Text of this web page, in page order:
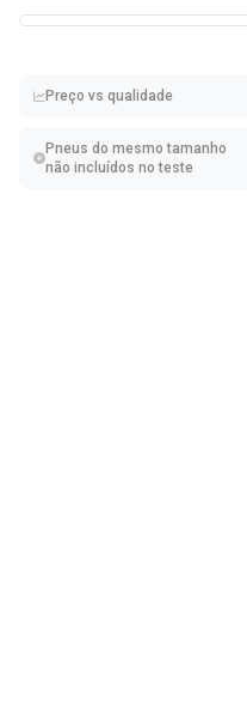
Preço vs qualidade
Pneus do mesmo tamanho
não incluídos no teste